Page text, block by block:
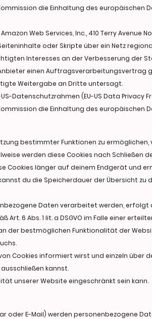
die Einhaltung des europäischen
Web Services, Inc., 410 Terry Avenue
oder Skripte über ein Netz
Interesses an der Verbesserung der
einen Auftragsverarbeitungsvertrag
Weitergabe an Dritte untersagt.
Datenschutzrahmen (EU-US Data Privacy
die Einhaltung des europäischen
bestimmter Funktionen zu ermöglichen,
werden diese Cookies nach Schließen
Cookies länger auf deinem Endgerät und
du die Speicherdauer der Übersicht zu
Daten verarbeitet werden, erfolgt
Art. 6 Abs. 1 lit. a DSGVO im Falle einer
der bestmöglichen Funktionalität der
Cookies informiert wirst und einzeln über
kannst.
unserer Website eingeschränkt sein kann.
oder E-Mail) werden personenbezogene